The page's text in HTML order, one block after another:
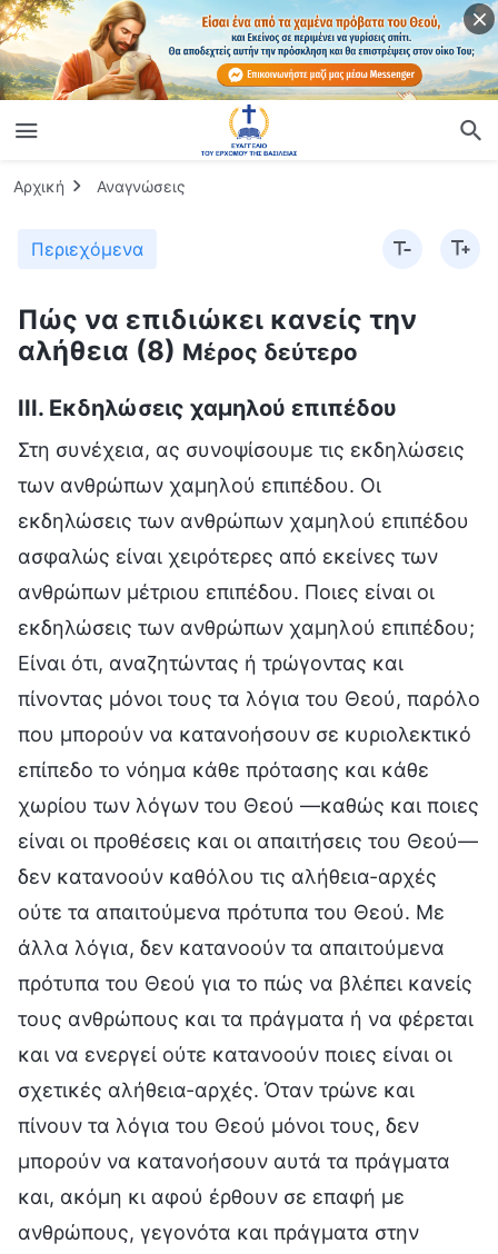
Αρχική Αναγνώσεις
Περιεχόμενα
Πώς να επιδιώκει κανείς την
αλήθεια (8) Μέρος δεύτερο
ΙΙΙ. Εκδηλώσεις χαμηλού επιπέδου
Στη συνέχεια, ας συνοψίσουμε τις εκδηλώσεις
των ανθρώπων χαμηλού επιπέδου. Οι
εκδηλώσεις των ανθρώπων χαμηλού επιπέδου
ασφαλώς είναι χειρότερες από εκείνες των
ανθρώπων μέτριου επιπέδου. Ποιες είναι οι
εκδηλώσεις των ανθρώπων χαμηλού επιπέδου;
Είναι ότι, αναζητώντας ή τρώγοντας και
πίνοντας μόνοι τους τα λόγια του Θεού, παρόλο
που μπορούν να κατανοήσουν σε κυριολεκτικό
επίπεδο το νόημα κάθε πρότασης και κάθε
χωρίου των λόγων του Θεού —καθώς και ποιες
είναι οι προθέσεις και οι απαιτήσεις του Θεού—
δεν κατανοούν καθόλου τις αλήθεια-αρχές
ούτε τα απαιτούμενα πρότυπα του Θεού. Με
άλλα λόγια, δεν κατανοούν τα απαιτούμενα
πρότυπα του Θεού για το πώς να βλέπει κανείς
τους ανθρώπους και τα πράγματα ή να φέρεται
και να ενεργεί ούτε κατανοούν ποιες είναι οι
σχετικές αλήθεια-αρχές. Όταν τρώνε και
πίνουν τα λόγια του Θεού μόνοι τους, δεν
μπορούν να κατανοήσουν αυτά τα πράγματα
και, ακόμη κι αφού έρθουν σε επαφή με
ανθρώπους, γεγονότα και πράγματα στην